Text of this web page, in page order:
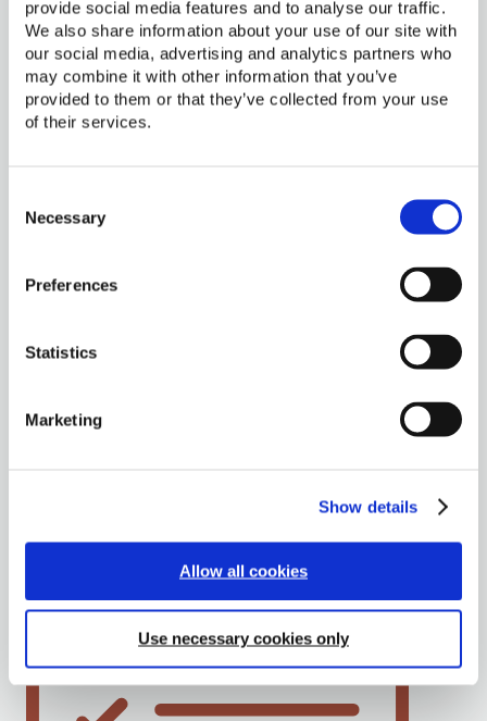
provide social media features and to analyse our traffic.
We also share information about your use of our site with
our social media, advertising and analytics partners who
may combine it with other information that you’ve
provided to them or that they’ve collected from your use
of their services.
Necessary
Preferences
Statistics
Marketing
Show details
Allow all cookies
Use necessary cookies only
生成一致的、可比对的性能数据用以填补关键信
息的空白，从而激励市场竞争。
质量认证
质量要求。
检测机构的能力建设